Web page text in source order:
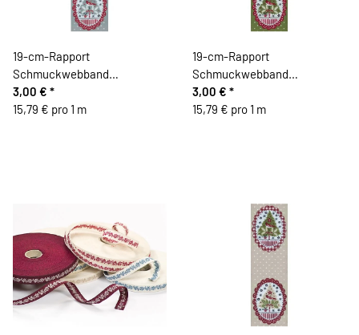
19-cm-Rapport
Schmuckwebband
WEIHNACHTSOVALE, grau,
Acufactum
3,00 € *
15,79 € pro 1 m
19-cm-Rapport
Schmuckwebband
WEIHNACHTSOVALE,
olivegrün, Acufactum
3,00 € *
15,79 € pro 1 m